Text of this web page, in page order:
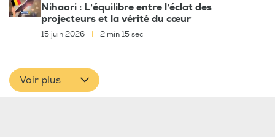
Nihaori : L'équilibre entre l'éclat des
projecteurs et la vérité du cœur
15 juin 2026 | 2 min 15 sec
Voir plus